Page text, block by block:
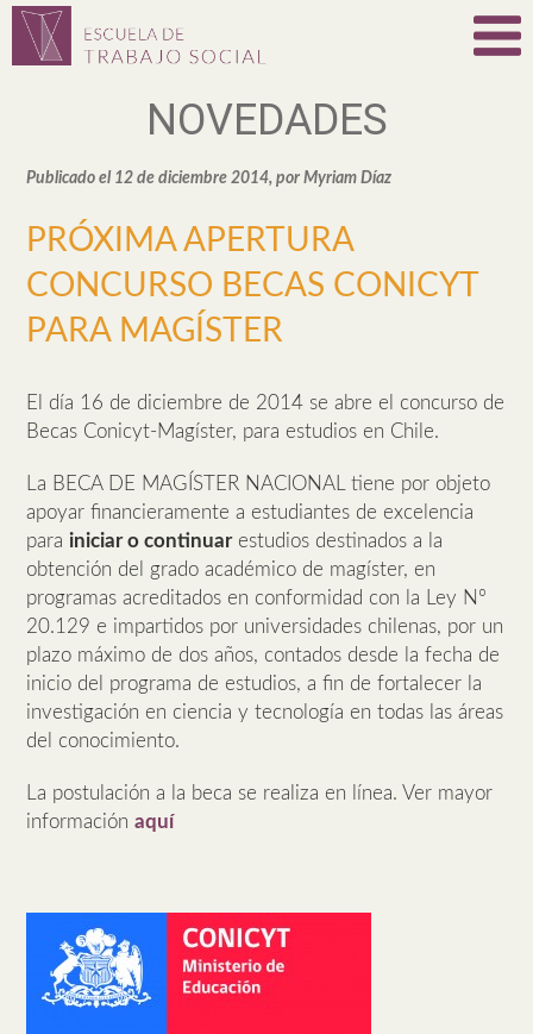
NOVEDADES
Publicado el 12 de diciembre 2014, por Myriam Díaz
PRÓXIMA APERTURA
CONCURSO BECAS CONICYT
PARA MAGÍSTER
El día 16 de diciembre de 2014 se abre el concurso de
Becas Conicyt-Magíster, para estudios en Chile.
La BECA DE MAGÍSTER NACIONAL tiene por objeto
apoyar financieramente a estudiantes de excelencia
parainiciar o continuarestudios destinados a la
obtención del grado académico de magíster, en
programas acreditados en conformidad con la Ley Nº
20.129 e impartidos por universidades chilenas, por un
plazo máximo de dos años, contados desde la fecha de
inicio del programa de estudios, a fin de fortalecer la
investigación en ciencia y tecnología en todas las áreas
del conocimiento.
La postulación a la beca se realiza en línea. Ver mayor
informaciónaquí